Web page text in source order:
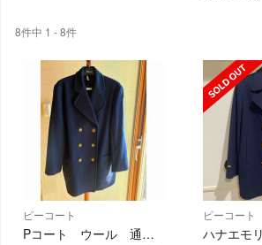
8件中 1 - 8件
ピーコート
Pコート ウール 通学コート
ピーコート